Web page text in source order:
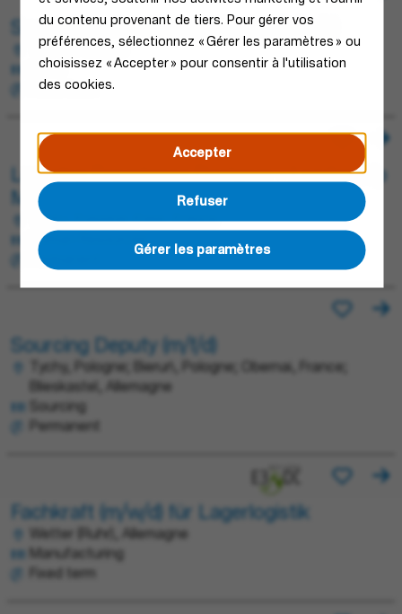
du contenu provenant de tiers. Pour gérer vos
préférences, sélectionnez « Gérer les paramètres » ou
choisissez « Accepter » pour consentir à l'utilisation
des cookies.
Accepter
Refuser
Gérer les paramètres
Specjalista ds. Obsługi Klienta (k/m/x)
Tychy, Pologne
Sales
Fixed term
Learning Experience Designer - Leadership
M/F/D
Tychy, Pologne; Paris, France
Human Resources
Permanent
Sourcing Deputy (m/f/d)
Tychy, Pologne; Bieruń, Pologne; Obernai, France;
Blieskastel, Allemagne
Permanent
Fachkraft (m/w/d) für Lagerlogistik
Wetter (Ruhr), Allemagne
Manufacturing
Fixed term